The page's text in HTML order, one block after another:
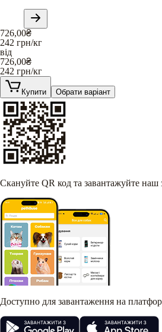
726,00₴
242 грн/кг
від
726,00₴
242 грн/кг
Купити Обрати варіант
Скануйте QR код та завантажуйте наш
Доступно для завантаження на